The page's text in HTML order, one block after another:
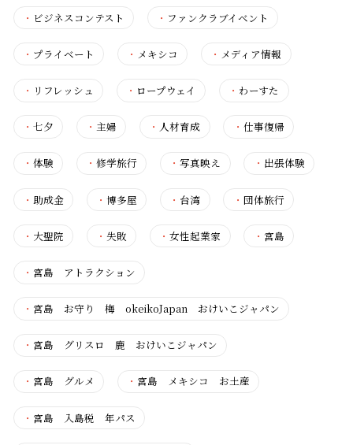
・ ビジネスコンテスト ・ ファンクラブイベント
・ プライベート ・ メキシコ ・ メディア情報
・ リフレッシュ ・ ロープウェイ ・ わーすた
・ 七夕 ・主婦 ・ 人材育成 ・ 仕事復帰
・ 体験 ・修学旅行 ・写真映え ・ 出張体験
・ 助成金 ・博多屋 ・ 台湾 ・ 団体旅行
・ 大聖院 ・失敗 ・女性起業家 ・ 宮島
・ 宮島 アトラクション
・ 宮島 お守り 梅 okeikoJapan おけいこジャパン
・ 宮島 グリスロ 鹿 おけいこジャパン
・ 宮島 グルメ ・ 宮島 メキシコ お土産
・ 宮島 入島税 年パス